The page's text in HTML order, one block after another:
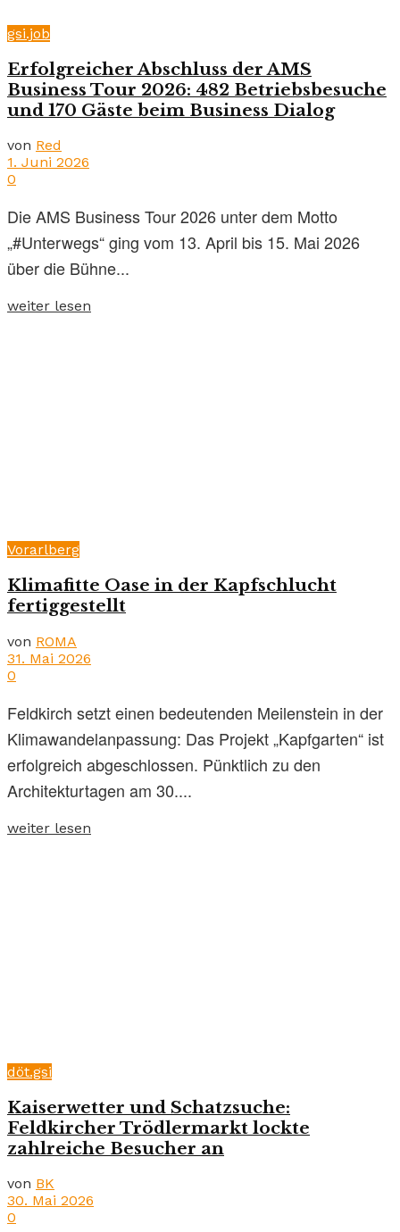
gsi.job
Erfolgreicher Abschluss der AMS
Business Tour 2026: 482 Betriebsbesuche
und 170 Gäste beim Business Dialog
von Red
1. Juni 2026
0
Die AMS Business Tour 2026 unter dem Motto
„#Unterwegs“ ging vom 13. April bis 15. Mai 2026
über die Bühne...
weiter lesen
Vorarlberg
Klimafitte Oase in der Kapfschlucht
fertiggestellt
von ROMA
31. Mai 2026
0
Feldkirch setzt einen bedeutenden Meilenstein in der
Klimawandelanpassung: Das Projekt „Kapfgarten“ ist
erfolgreich abgeschlossen. Pünktlich zu den
Architekturtagen am 30....
weiter lesen
döt.gsi
Kaiserwetter und Schatzsuche:
Feldkircher Trödlermarkt lockte
zahlreiche Besucher an
von BK
30. Mai 2026
0